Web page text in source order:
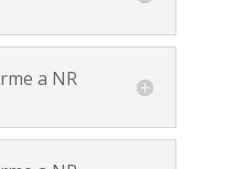
a NR